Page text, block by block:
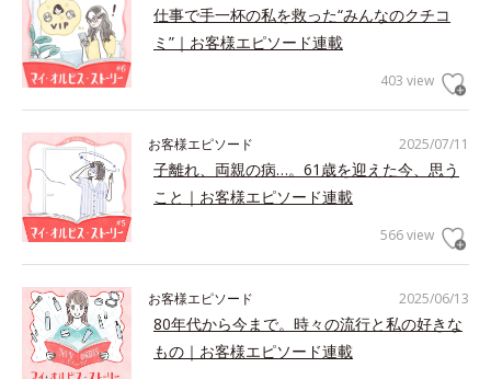
仕事で手一杯の私を救った“みんなのクチコ
ミ”｜お客様エピソード連載
403 view
2025/07/11
お客様エピソード
子離れ、両親の病…。61歳を迎えた今、思う
こと｜お客様エピソード連載
566 view
2025/06/13
お客様エピソード
80年代から今まで。時々の流行と私の好きな
もの｜お客様エピソード連載